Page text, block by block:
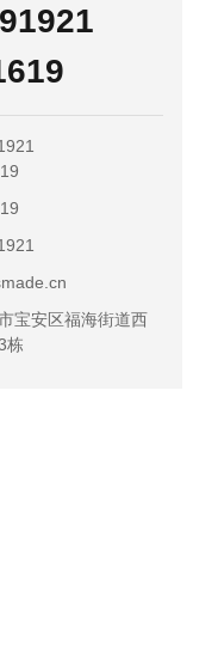
宝安区福海街道西
栋